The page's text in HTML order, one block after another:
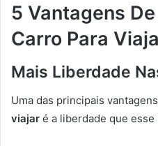
5 Vantagens
Carro Para
Mais Liberdade
Uma das principais
viajar é a liberdade que